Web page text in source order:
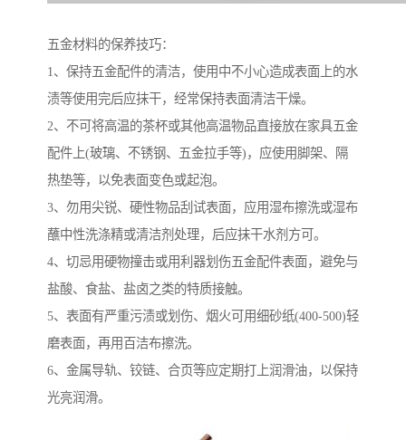
五金材料的保养技巧：
1、保持五金配件的清洁，使用中不小心造成表面上的水
渍等使用完后应抹干，经常保持表面清洁干燥。
2、不可将高温的茶杯或其他高温物品直接放在家具五金
配件上(玻璃、不锈钢、五金拉手等)，应使用脚架、隔
热垫等，以免表面变色或起泡。
3、勿用尖锐、硬性物品刮试表面，应用湿布擦洗或湿布
蘸中性洗涤精或清洁剂处理，后应抹干水剂方可。
4、切忌用硬物撞击或用利器划伤五金配件表面，避免与
盐酸、食盐、盐卤之类的特质接触。
5、表面有严重污渍或划伤、烟火可用细砂纸(400-500)轻
磨表面，再用百洁布擦洗。
6、金属导轨、铰链、合页等应定期打上润滑油，以保持
光亮润滑。